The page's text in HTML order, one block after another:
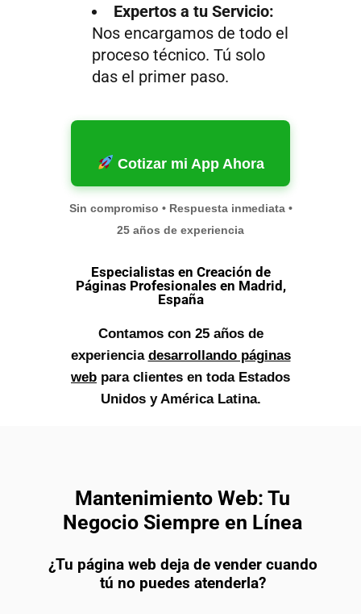
Expertos a tu Servicio:
Nos encargamos de todo el
proceso técnico. Tú solo
das el primer paso.
Cotizar mi App Ahora
Sin compromiso • Respuesta inmediata •
25 años de experiencia
Especialistas en Creación de
Páginas Profesionales en Madrid,
España
Contamos con 25 años de
experiencia desarrollando páginas
web para clientes en toda Estados
Unidos y América Latina.
Mantenimiento Web: Tu
Negocio Siempre en Línea
¿Tu página web deja de vender cuando
tú no puedes atenderla?